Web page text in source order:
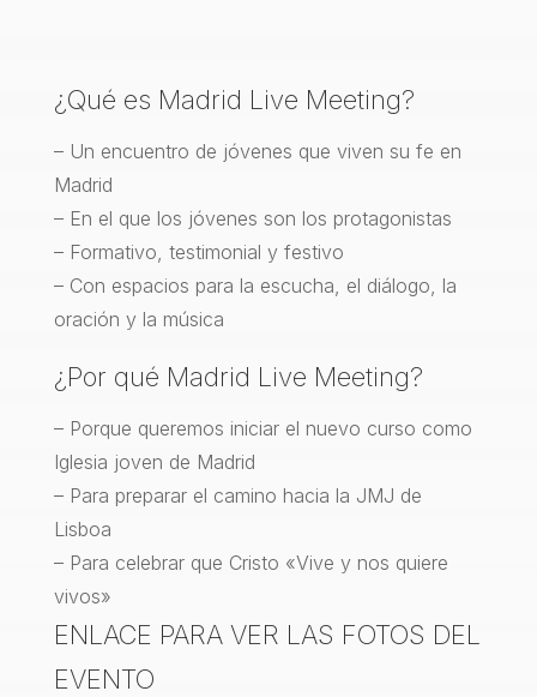
¿Qué es Madrid Live Meeting?
– Un encuentro de jóvenes que viven su fe en
Madrid
– En el que los jóvenes son los protagonistas
– Formativo, testimonial y festivo
– Con espacios para la escucha, el diálogo, la
oración y la música
¿Por qué Madrid Live Meeting?
– Porque queremos iniciar el nuevo curso como
Iglesia joven de Madrid
– Para preparar el camino hacia la JMJ de
Lisboa
– Para celebrar que Cristo «Vive y nos quiere
vivos»
ENLACE PARA VER LAS FOTOS DEL
EVENTO